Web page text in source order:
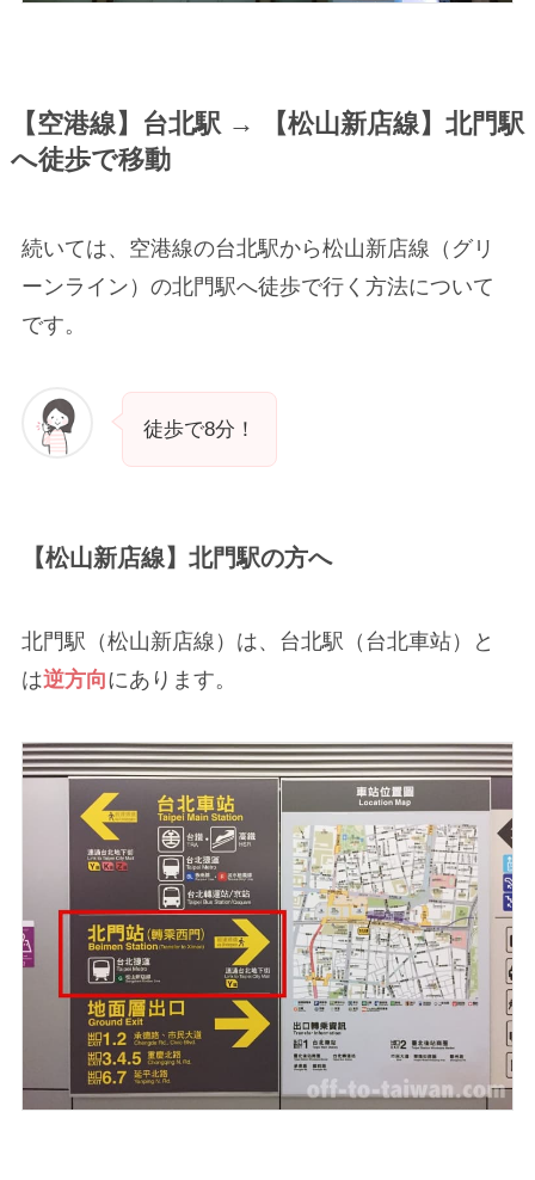
【空港線】台北駅 → 【松山新店線】北門駅
へ徒歩で移動
続いては、空港線の台北駅から松山新店線（グリ
ーンライン）の北門駅へ徒歩で行く方法について
です。
徒歩で8分！
【松山新店線】北門駅の方へ
北門駅（松山新店線）は、台北駅（台北車站）と
は逆方向にあります。